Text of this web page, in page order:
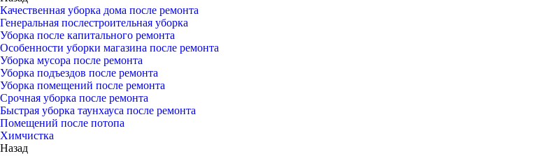
Качественная уборка дома после ремонта
Генеральная послестроительная уборка
Уборка после капитального ремонта
Особенности уборки магазина после ремонта
Уборка мусора после ремонта
Уборка подъездов после ремонта
Уборка помещений после ремонта
Срочная уборка после ремонта
Быстрая уборка таунхауса после ремонта
Помещений после потопа
Химчистка
Назад